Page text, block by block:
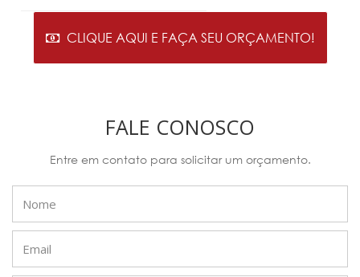
CLIQUE AQUI E FAÇA SEU ORÇAMENTO!
FALE CONOSCO
Entre em contato para solicitar um orçamento.